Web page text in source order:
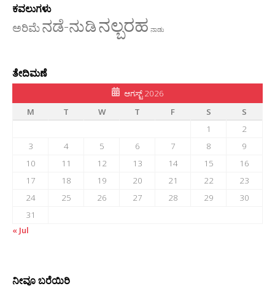
ಕವಲುಗಳು
ಅರಿಮೆನಡೆ-ನುಡಿನಲ್ಬರಹ ನಾಡು
ತೇದಿಮಣೆ
ಆಗಸ್ಟ್ 2026
M
T W T F S
S
1
2
3
4 5 6 7 8
9
10
11 12 13 14 15
16
17
18 19 20 21 22
23
24
25 26 27 28 29
30
31
« Jul
ನೀವೂ ಬರೆಯಿರಿ